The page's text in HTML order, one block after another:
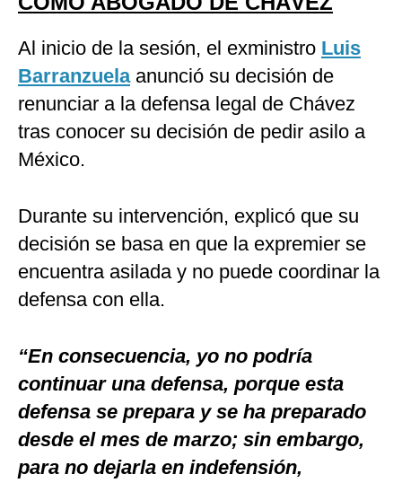
Al inicio de la sesión, el exministro Luis
Barranzuelaanunció su decisión de
renunciar a la defensa legal de Chávez
tras conocer su decisión de pedir asilo a
México.
Durante su intervención, explicó que su
decisión se basa en que la expremier se
encuentra asilada y no puede coordinar la
defensa con ella.
“En consecuencia, yo no podría
continuar una defensa, porque esta
defensa se prepara y se ha preparado
desde el mes de marzo; sin embargo,
para no dejarla en indefensión,